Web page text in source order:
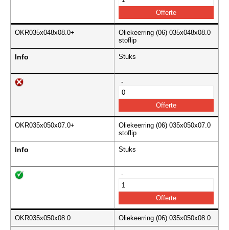
OKR035x048x08.0+
Oliekeerring (06) 035x048x08.0
stoflip
Info Stuks
-
OKR035x050x07.0+
Oliekeerring (06) 035x050x07.0
stoflip
Info Stuks
-
OKR035x050x08.0 Oliekeerring (06) 035x050x08.0